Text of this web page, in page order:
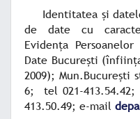
Identitatea și
de date cu
Evidența
Date București
2009); Mun.București
6; tel 021-413.54.42;
413.50.49; e-mail